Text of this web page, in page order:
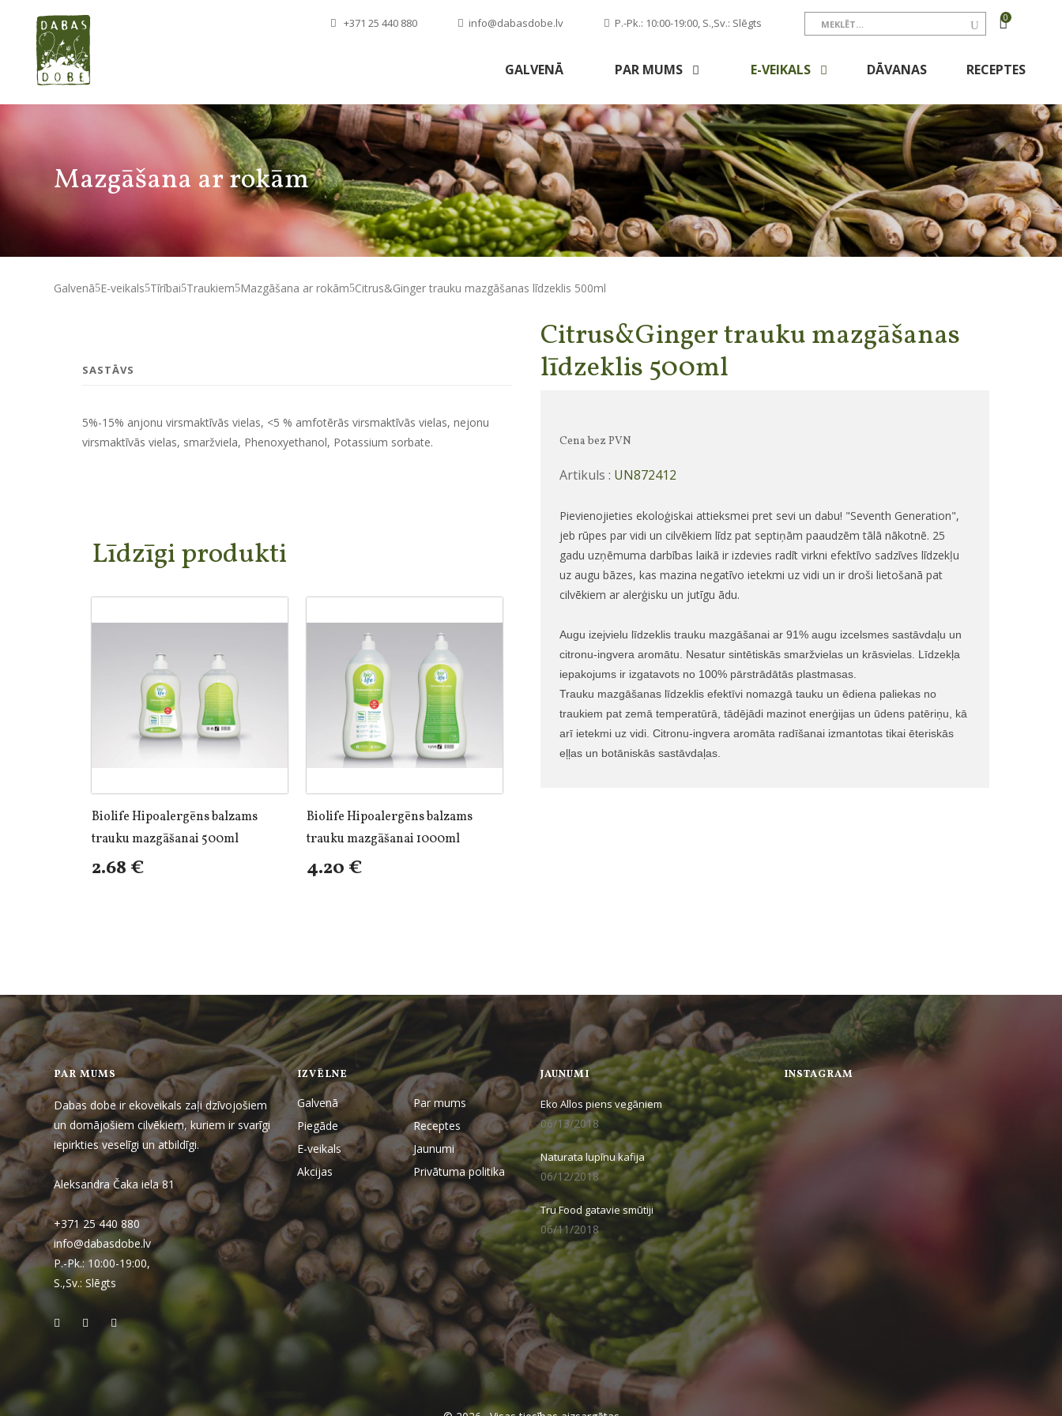
+371 25 440 880 info@dabasdobe.lv P.-Pk.: 10:00-19:00, S.,Sv.: Slēgts 0
GALVENĀ PAR MUMS E-VEIKALS DĀVANAS RECEPTES
Mazgāšana ar rokām
Galvenā E-veikals Tīrībai Traukiem Mazgāšana ar rokām Citrus&Ginger trauku mazgāšanas līdzeklis 500ml
SASTĀVS
5%-15% anjonu virsmaktīvās vielas, <5 % amfotērās virsmaktīvās vielas, nejonu
virsmaktīvās vielas, smaržviela, Phenoxyethanol, Potassium sorbate.
Līdzīgi produkti
Biolife Hipoalergēns balzams
trauku mazgāšanai 500ml
2.68 €
Biolife Hipoalergēns balzams
trauku mazgāšanai 1000ml
4.20 €
Citrus&Ginger trauku mazgāšanas
līdzeklis 500ml
Cena bez PVN
Artikuls : UN872412
Pievienojieties ekoloģiskai attieksmei pret sevi un dabu! "Seventh Generation",
jeb rūpes par vidi un cilvēkiem līdz pat septiņām paaudzēm tālā nākotnē. 25
gadu uzņēmuma darbības laikā ir izdevies radīt virkni efektīvo sadzīves līdzekļu
uz augu bāzes, kas mazina negatīvo ietekmi uz vidi un ir droši lietošanā pat
cilvēkiem ar alerģisku un jutīgu ādu.
Augu izejvielu līdzeklis trauku mazgāšanai ar 91% augu izcelsmes sastāvdaļu un
citronu-ingvera aromātu. Nesatur sintētiskās smaržvielas un krāsvielas. Līdzekļa
iepakojums ir izgatavots no 100% pārstrādātās plastmasas.
Trauku mazgāšanas līdzeklis efektīvi nomazgā tauku un ēdiena paliekas no
traukiem pat zemā temperatūrā, tādējādi mazinot enerģijas un ūdens patēriņu, kā
arī ietekmi uz vidi. Citronu-ingvera aromāta radīšanai izmantotas tikai ēteriskās
eļļas un botāniskās sastāvdaļas.
PAR MUMS
Dabas dobe ir ekoveikals zaļi dzīvojošiem
un domājošiem cilvēkiem, kuriem ir svarīgi
iepirkties veselīgi un atbildīgi.
Aleksandra Čaka iela 81
+371 25 440 880
info@dabasdobe.lv
P.-Pk.: 10:00-19:00,
S.,Sv.: Slēgts
IZVĒLNE
Galvenā
Par mums
Piegāde
Receptes
E-veikals
Jaunumi
Akcijas
Privātuma politika
JAUNUMI
Eko Allos piens vegāniem
06/13/2018
Naturata lupīnu kafija
06/12/2018
Tru Food gatavie smūtiji
06/11/2018
INSTAGRAM